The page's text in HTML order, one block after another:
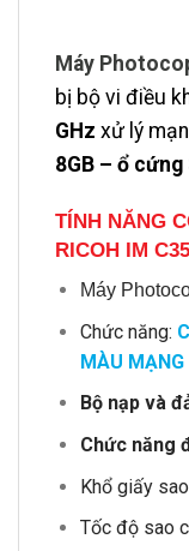
Máy
bị bộ vi điều
GHz xử lý
8GB – ổ cứng
TÍNH NĂNG
RICOH IM
Máy
Chức năng:
MÀU MẠNG
Bộ nạp và
Chức năng
Khổ giấy
Tốc độ sao